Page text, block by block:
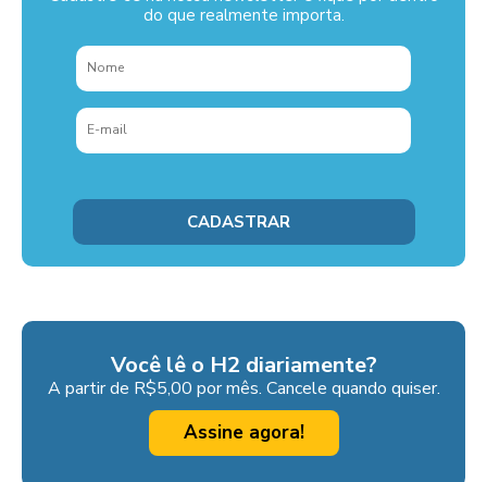
do que realmente importa.
Você lê o H2 diariamente?
A partir de R$5,00 por mês. Cancele quando quiser.
Assine agora!